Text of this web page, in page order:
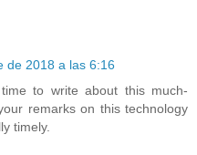
de 2018 a las 6:16
to write about this much-
remarks on this technology
timely.